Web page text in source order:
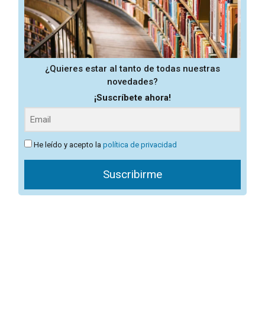
¿Quieres estar al tanto de todas nuestras
novedades?
¡Suscríbete ahora!
He leído y acepto lapolítica de privacidad
Suscribirme